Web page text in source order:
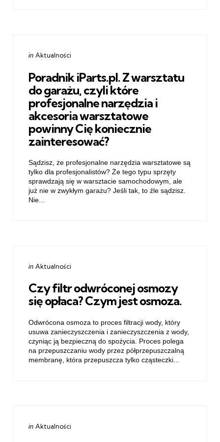
Categories
Posted
in Aktualności
Poradnik iParts.pl. Z warsztatu
do garażu, czyli które
profesjonalne narzędzia i
akcesoria warsztatowe
powinny Cię koniecznie
zainteresować?
Sądzisz, że profesjonalne narzędzia warsztatowe są
tylko dla profesjonalistów? Że tego typu sprzęty
sprawdzają się w warsztacie samochodowym, ale
już nie w zwykłym garażu? Jeśli tak, to źle sądzisz.
Nie...
Categories
Posted
in Aktualności
Czy filtr odwróconej osmozy
się opłaca? Czym jest osmoza.
Odwrócona osmoza to proces filtracji wody, który
usuwa zanieczyszczenia i zanieczyszczenia z wody,
czyniąc ją bezpieczną do spożycia. Proces polega
na przepuszczaniu wody przez półprzepuszczalną
membranę, która przepuszcza tylko cząsteczki...
Categories
Posted
in Aktualności